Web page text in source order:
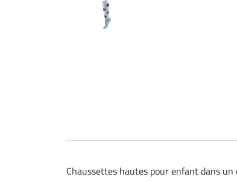
Chaussettes hautes pour enfant dans un